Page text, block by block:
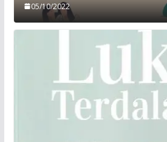
05/10/2022